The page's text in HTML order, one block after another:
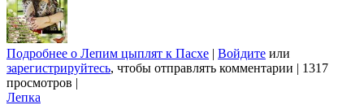
Подробнее о Лепим цыплят к Пасхе | Войдите или
зарегистрируйтесь, чтобы отправлять комментарии | 1317
просмотров |
Лепка